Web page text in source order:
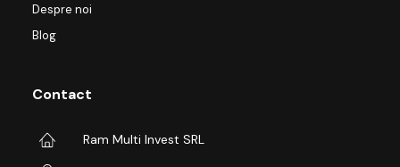
Despre noi
Blog
Contact
Ram Multi Invest SRL